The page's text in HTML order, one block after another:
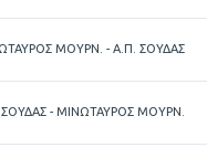
ΜΟΥΡΝ. - Α.Π. ΣΟΥΔΑΣ
- ΜΙΝΩΤΑΥΡΟΣ ΜΟΥΡΝ.